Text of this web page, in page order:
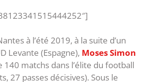
à l’été 2019, à la suite d’un
Levante (Espagne), Moses Simon
140 matchs dans l’élite du football
27 passes décisives). Sous le